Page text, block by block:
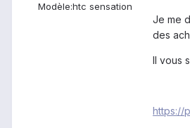
Modèle:htc sensation
Je me
des
Il vous
https://